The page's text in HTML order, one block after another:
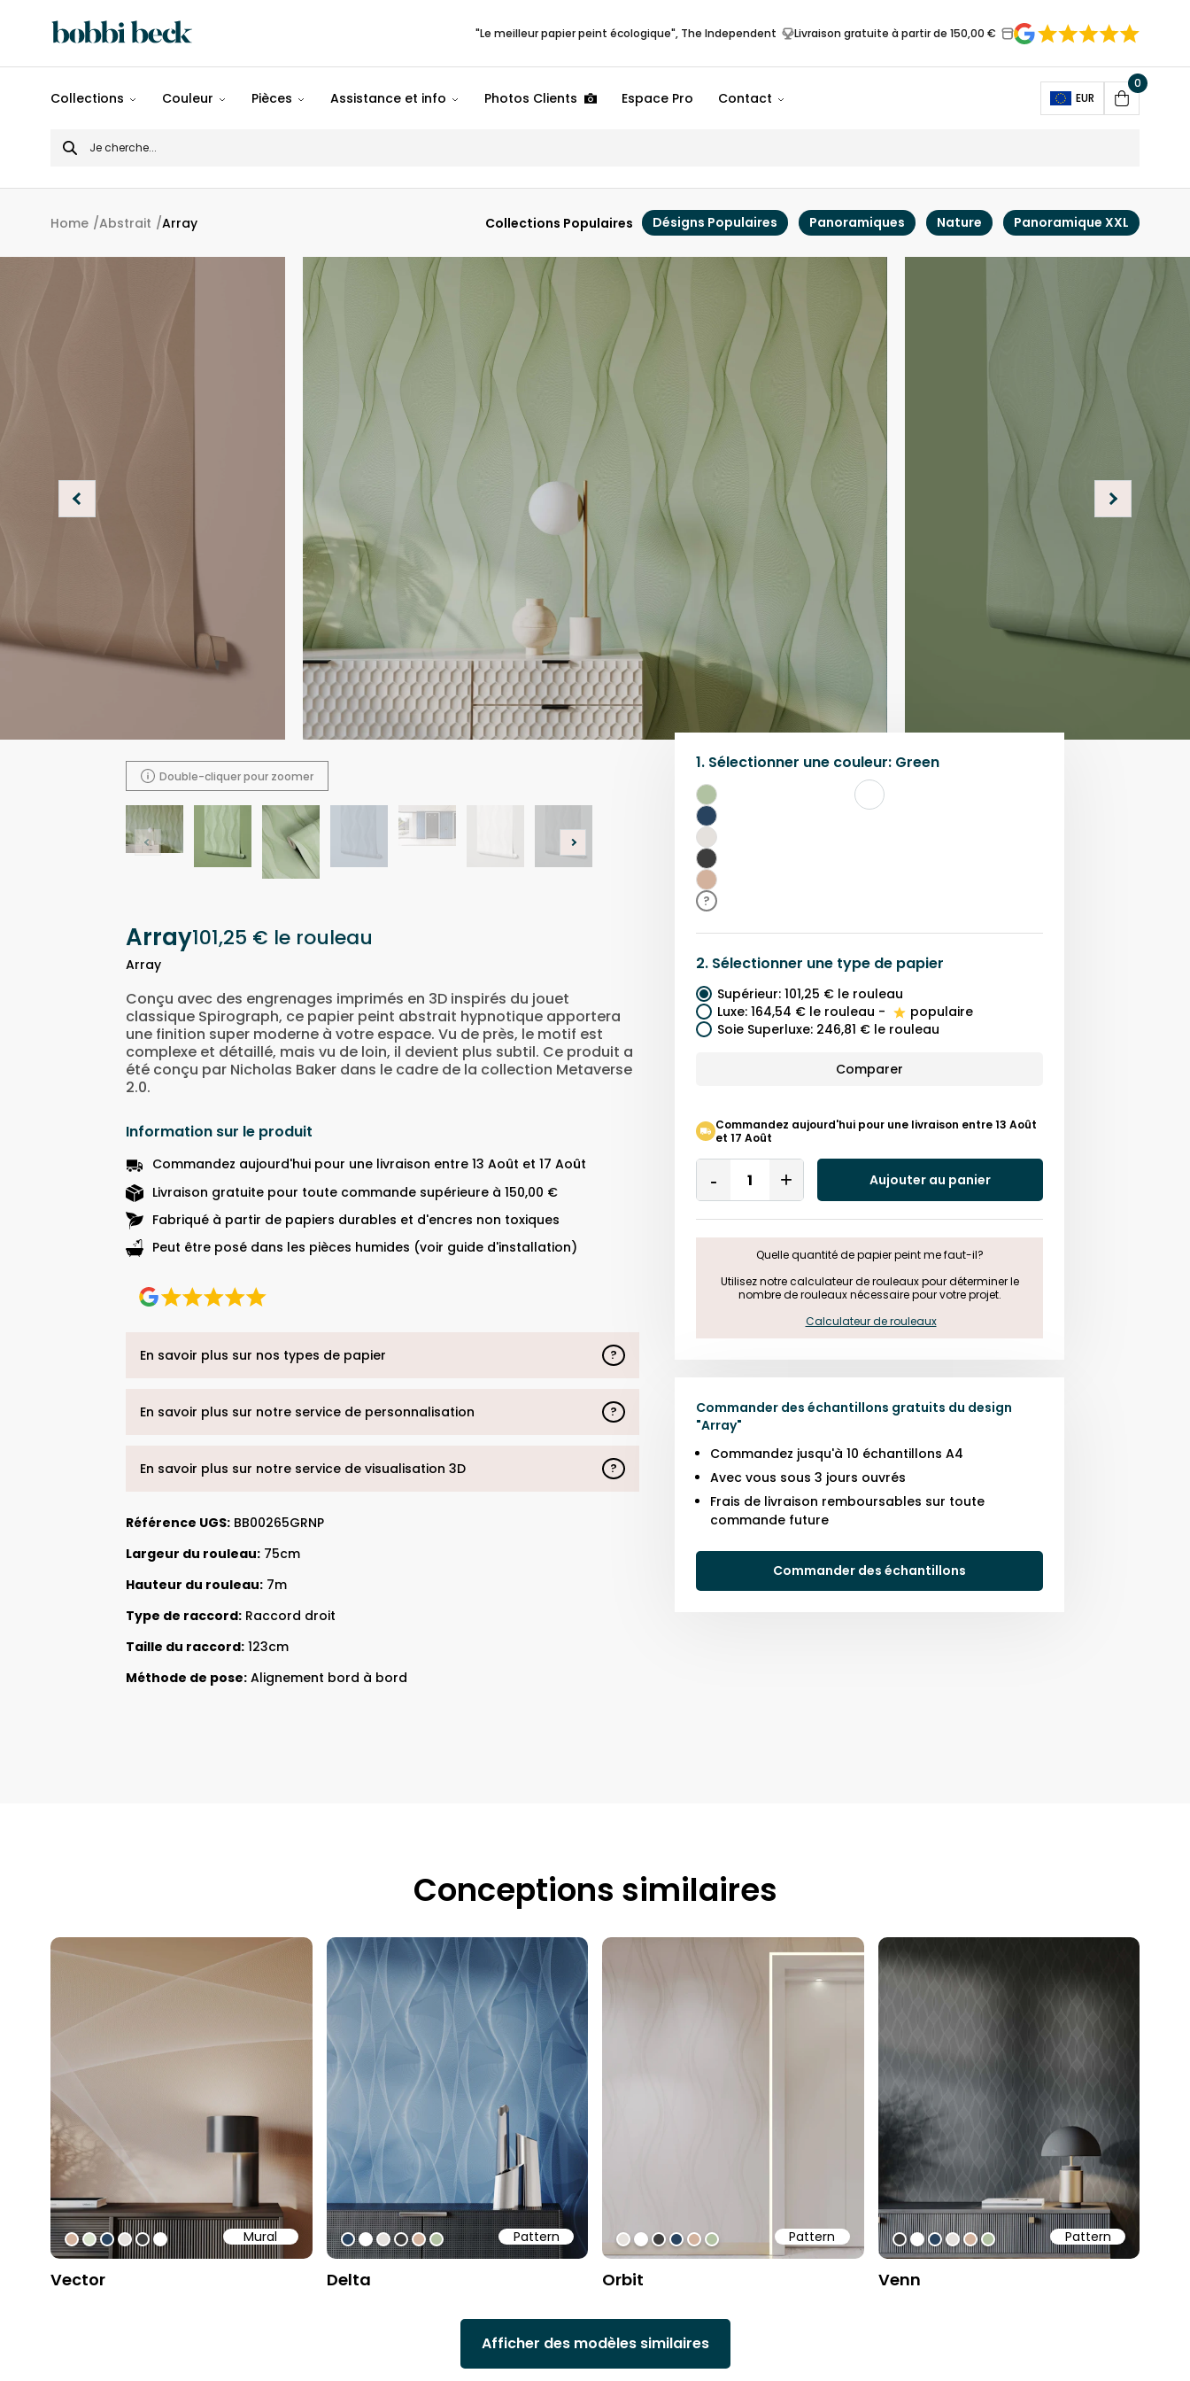
"Le meilleur papier peint écologique", The Independent Livraison gratuite à partir de 150,00 €
Populaires
Panoramiques
Collections Couleur Pièces Assistance et info Photos Clients Espace Pro Contact EUR
Open
Cart
0
Search
for
Home Abstrait Array Collections Populaires Désigns Populaires Panoramiques Nature Panoramique XXL
Double-cliquer pour zoomer
Array101,25 € le rouleau
Array
1. Sélectionner une couleur: Green
Vert
Bleu
Marine
Gris
Noir
Beige
?
2. Sélectionner une type de papier
Supérieur: 101,25 € le rouleau
Luxe: 164,54 € le rouleau -
populaire
Soie Superluxe: 246,81 € le rouleau
Comparer
Commandez aujourd'hui pour une livraison entre 13 Août
et 17 Août
Quantity
Remove
One
Add
One
Aujouter au panier
Quelle quantité de papier peint me faut-il?
Utilisez notre calculateur de rouleaux pour déterminer le
nombre de rouleaux nécessaire pour votre projet.
Calculateur de rouleaux
Commander des échantillons gratuits du design
"Array"
Commandez jusqu'à 10 échantillons A4
Avec vous sous 3 jours ouvrés
Frais de livraison remboursables sur toute
commande future
Commander des échantillons
Conçu avec des engrenages imprimés en 3D inspirés du jouet
classique Spirograph, ce papier peint abstrait hypnotique apportera
une finition super moderne à votre espace. Vu de près, le motif est
complexe et détaillé, mais vu de loin, il devient plus subtil. Ce produit a
été conçu par Nicholas Baker dans le cadre de la collection Metaverse
2.0.
Information sur le produit
Commandez aujourd'hui pour une livraison entre 13 Août et 17 Août
Livraison gratuite pour toute commande supérieure à 150,00 €
Fabriqué à partir de papiers durables et d'encres non toxiques
Peut être posé dans les pièces humides (voir guide d'installation)
En savoir plus sur nos types de papier ?
En savoir plus sur notre service de personnalisation ?
En savoir plus sur notre service de visualisation 3D ?
Référence UGS: BB00265GRNP
Largeur du rouleau: 75cm
Hauteur du rouleau: 7m
Type de raccord: Raccord droit
Taille du raccord: 123cm
Méthode de pose: Alignement bord à bord
Conceptions similaires
Mural
#d3b29d
#d8e3cd
#28435f
#e5e1dd
#3d3d3d
#ffffff
Vector
Pattern
#28435f
#ffffff
#e5e1dd
#3d3d3d
#d3b29d
#b1c2a2
Delta
Pattern
#e5e1dd
#ffffff
#3d3d3d
#28435f
#d3b29d
#b1c2a2
Orbit
Pattern
#3d3d3d
#ffffff
#28435f
#e5e1dd
#d3b29d
#b1c2a2
Venn
Afficher des modèles similaires